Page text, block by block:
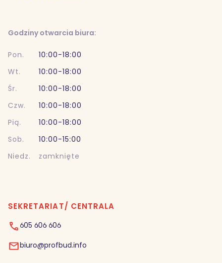
Godziny otwarcia biura:
Pon.
10:00-18:00
Wt.
10:00-18:00
Śr.
10:00-18:00
Czw.
10:00-18:00
Pią.
10:00-18:00
Sob.
10:00-15:00
Niedz.
zamknięte
SEKRETARIAT/ CENTRALA
605 606 606
biuro@profbud.info